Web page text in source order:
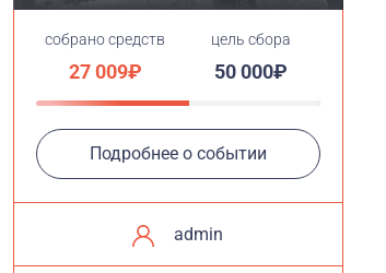
cобрано средств
27 009₽
цель сбора
50 000₽
Подробнее о событии
admin